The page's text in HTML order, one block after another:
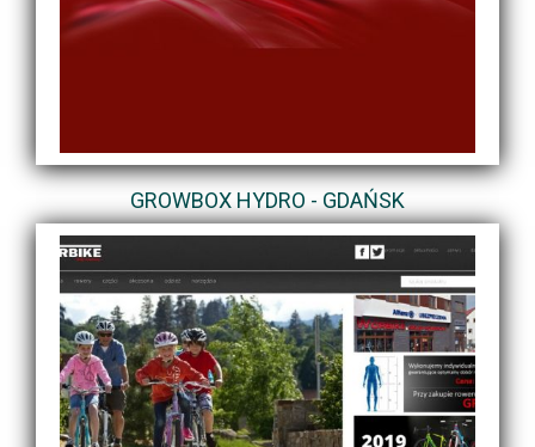
GROWBOX HYDRO - GDAŃSK